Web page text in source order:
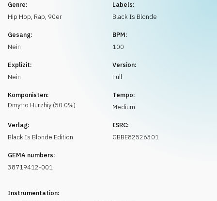
Genre:
Hip Hop, Rap, 90er
Labels:
Black Is Blonde
Gesang:
Nein
BPM:
100
Explizit:
Nein
Version:
Full
Komponisten:
Dmytro Hurzhiy (50.0%)
Tempo:
Medium
Verlag:
Black Is Blonde Edition
ISRC:
GBBE82526301
GEMA numbers:
38719412-001
Instrumentation: